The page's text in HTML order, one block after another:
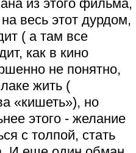
из этого фильма,
весь этот дурдом,
( а там все
как в кино
не понятно,
жить (
«кишеть»), но
этого - желание
с толпой, стать